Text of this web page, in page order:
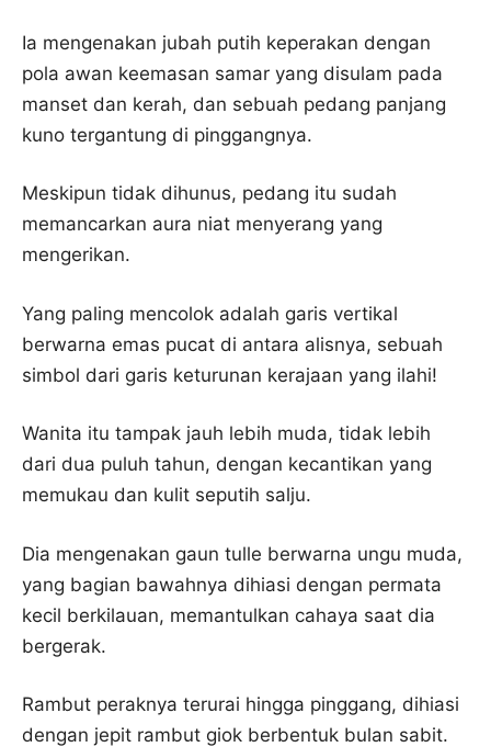
Ia mengenakan jubah putih keperakan dengan
pola awan keemasan samar yang disulam pada
manset dan kerah, dan sebuah pedang panjang
kuno tergantung di pinggangnya.
Meskipun tidak dihunus, pedang itu sudah
memancarkan aura niat menyerang yang
mengerikan.
Yang paling mencolok adalah garis vertikal
berwarna emas pucat di antara alisnya, sebuah
simbol dari garis keturunan kerajaan yang ilahi!
Wanita itu tampak jauh lebih muda, tidak lebih
dari dua puluh tahun, dengan kecantikan yang
memukau dan kulit seputih salju.
Dia mengenakan gaun tulle berwarna ungu muda,
yang bagian bawahnya dihiasi dengan permata
kecil berkilauan, memantulkan cahaya saat dia
bergerak.
Rambut peraknya terurai hingga pinggang, dihiasi
dengan jepit rambut giok berbentuk bulan sabit.